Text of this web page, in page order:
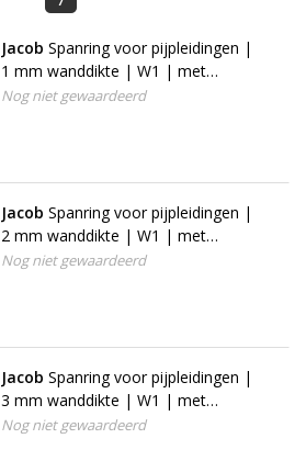
Jacob Spanring voor pijpleidingen |
1 mm wanddikte | W1 | met
pakking
Nog niet gewaardeerd
Jacob Spanring voor pijpleidingen |
2 mm wanddikte | W1 | met
pakking
Nog niet gewaardeerd
Jacob Spanring voor pijpleidingen |
3 mm wanddikte | W1 | met
pakking
Nog niet gewaardeerd